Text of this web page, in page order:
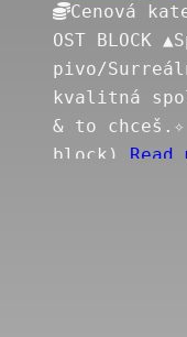
Cenová
OST BLOCK
pivo/
kvalitná
& to
block) Read